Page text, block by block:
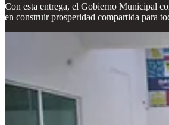
Con esta entrega, el Gobierno Municipal
en construir prosperidad compartida para